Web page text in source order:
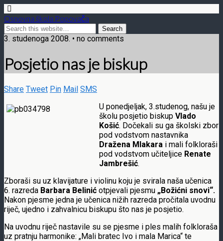
Osnovna škola Popovača
3. studenoga 2008. • no comments
Posjetio nas je biskup
Share Tweet Pin Mail SMS
U ponedjeljak, 3.studenog, našu je
školu posjetio biskup Vlado
Košić. Dočekali su ga školski zbor
pod vodstvom nastavnika
Dražena Mlakara i mali folkloraši
pod vodstvom učiteljice Renate
Jambrešić.
Zboraši su uz klavijature i violinu koju je svirala naša učenica
6. razreda Barbara Belinić otpjevali pjesmu „Božićni snovi“.
Nakon pjesme jedna je učenica nižih razreda pročitala uvodnu
riječ, ujedno i zahvalnicu biskupu što nas je posjetio.
Na uvodnu riječ nastavile su se pjesme i ples malih folkloraša
uz pratnju harmonike: „Mali bratec Ivo i mala Marica“ te